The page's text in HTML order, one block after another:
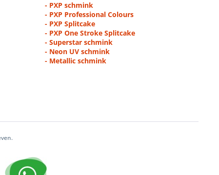
- PXP schmink
- PXP Professional Colours
- PXP Splitcake
- PXP One Stroke Splitcake
- Superstar schmink
- Neon UV schmink
- Metallic schmink